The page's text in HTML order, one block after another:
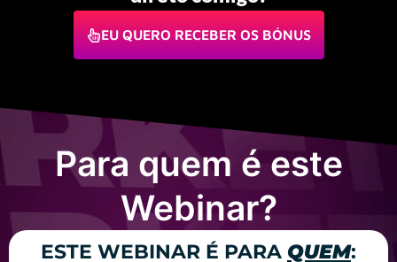
EU QUERO RECEBER OS BÓNUS
Para quem é este
Webinar?
ESTE WEBINAR É PARA QUEM: